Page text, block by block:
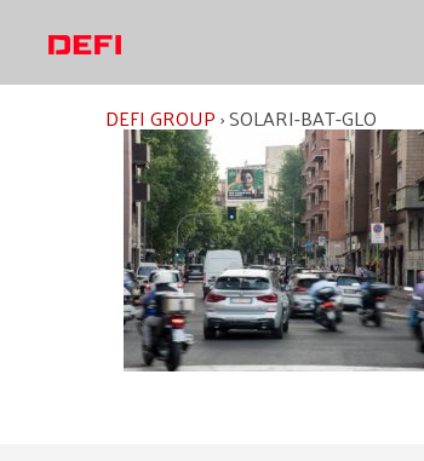
contenu
DEFI GROUP›SOLARI-BAT-GLO